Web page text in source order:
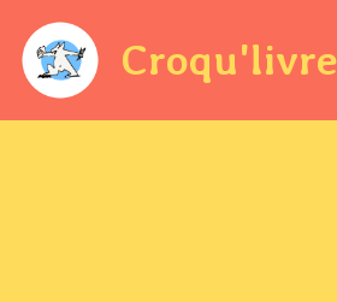
Croqu'livre